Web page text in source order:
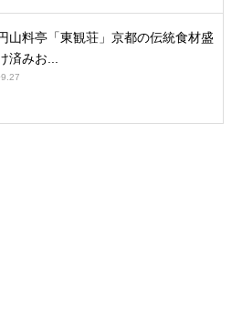
山料亭「東観荘」京都の伝統食材盛
済みお...